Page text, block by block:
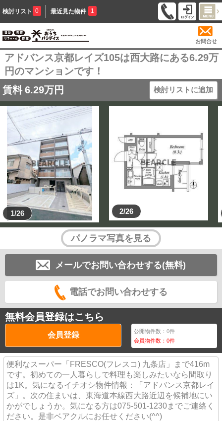
検討リスト 0 最近見た物件 1
お問合せ
アドバンス京都レイズ105は西大路にある6.29万
円のマンションです！
賃料 6.29万円 検討リストに追加
1/26 2/26
パノラマ写真を見る
メールでお問い合わせする(無料)
電話でお問い合わせする
無料会員登録はこちら
会員登録 公開物件数：0件
会員物件数：0件
便利なスーパー「FRESCO(フレスコ) 九条店」まで416m
です。初めての一人暮らしで料理も楽しみたいなら間取り
は1K。気になるイチオシ物件情報：「アドバンス京都レイ
ズ」。次の住まいは、東海道本線西大路近辺を候補地にい
かがでしょうか。気になる方は075-501-1230までご連絡く
ださい。是非ベアクルにお任せください(^^)